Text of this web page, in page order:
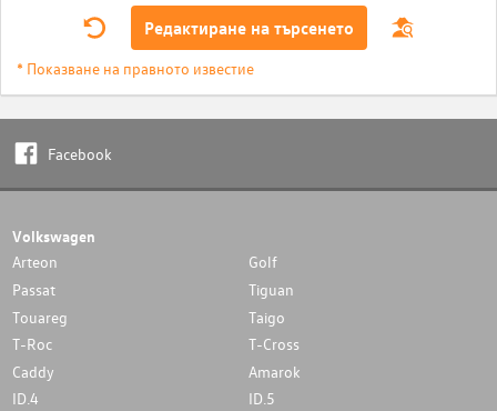
Редактиране на търсенето
* Показване на правното известие
Facebook
Volkswagen
Arteon
Golf
Passat
Tiguan
Touareg
Taigo
T-Roc
T-Cross
Caddy
Amarok
ID.4
ID.5